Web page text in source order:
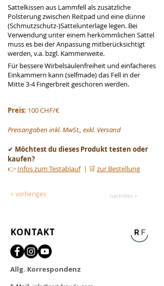
Sattelkissen aus Lammfell als zusätzliche
Polsterung zwischen Reitpad und eine dünne
(Schmutzschutz-)Sattelunterlage legen. Bei
Verwendung unter einem herkömmlichen Sattel
muss es bei der Anpassung mitberücksichtigt
werden, v.a. bzgl. Kammerweite.
Für bessere Wirbelsäulenfreiheit und einfacheres
Einkammern kann (selfmade) das Fell in der
Mitte 3-4 Fingerbreit geschoren werden.
Preis: 100 CHF/€
Preisangaben inkl. MwSt., exkl. Versand
✔ Möchtest du dieses Produkt testen oder
kaufen?
👉 Infos zum Testablauf | 🛒 zur Bestellung
< vorheriges nächstes >
KONTAKT
Allg. Korrespondenz